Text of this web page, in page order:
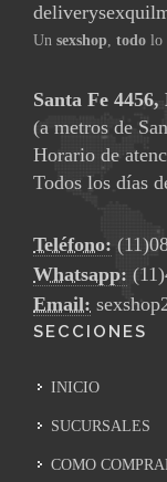
Un sexshop, todo lo
Santa Fe
(a metros de
Horario de
Todos los días
Teléfono:
Whatsapp:
Email:
SECCIONES
INICIO
SUCURSALES
COMO